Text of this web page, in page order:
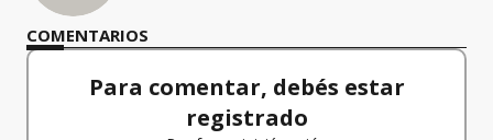
COMENTARIOS
Para comentar, debés estar
registrado